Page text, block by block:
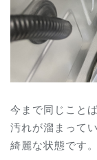
今まで同じこと
汚れが溜まって
綺麗な状態です。